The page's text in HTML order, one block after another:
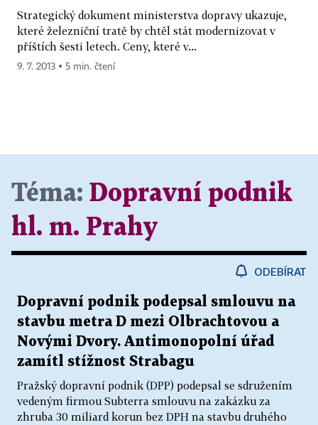
Strategický dokument ministerstva dopravy ukazuje,
které železniční tratě by chtěl stát modernizovat v
příštích šesti letech. Ceny, které v...
9. 7. 2013 ▪ 5 min. čtení
Téma: Dopravní podnik
hl. m. Prahy
ODEBÍRAT
Dopravní podnik podepsal smlouvu na
stavbu metra D mezi Olbrachtovou a
Novými Dvory. Antimonopolní úřad
zamítl stížnost Strabagu
Pražský dopravní podnik (DPP) podepsal se sdružením
vedeným firmou Subterra smlouvu na zakázku za
zhruba 30 miliard korun bez DPH na stavbu druhého